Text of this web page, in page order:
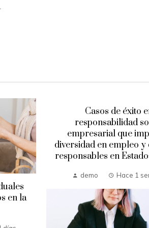
en la
Casos de éxito
responsabilidad
empresarial que
diversidad en empleo
responsables en
demo Hace 1